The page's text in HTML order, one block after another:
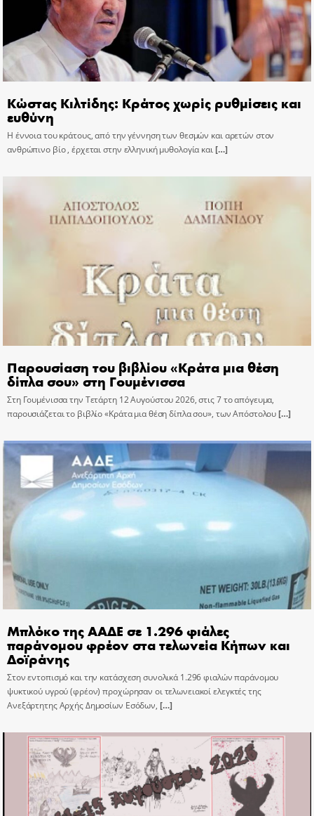
Κώστας Κιλτίδης: Κράτος χωρίς ρυθμίσεις και
ευθύνη
Η έννοια του κράτους, από την γέννηση των θεσμών και αρετών στον
ανθρώπινο βίο , έρχεται στην ελληνική μυθολογία και[…]
Παρουσίαση του βιβλίου «Κράτα μια θέση
δίπλα σου» στη Γουμένισσα
Στη Γουμένισσα την Τετάρτη 12 Αυγούστου 2026, στις 7 το απόγευμα,
παρουσιάζεται το βιβλίο «Κράτα μια θέση δίπλα σου», των Απόστολου[…]
Μπλόκο της ΑΑΔΕ σε 1.296 φιάλες
παράνομου φρέον στα τελωνεία Κήπων και
Δοϊράνης
Στον εντοπισμό και την κατάσχεση συνολικά 1.296 φιαλών παράνομου
ψυκτικού υγρού (φρέον) προχώρησαν οι τελωνειακοί ελεγκτές της
Ανεξάρτητης Αρχής Δημοσίων Εσόδων, […]